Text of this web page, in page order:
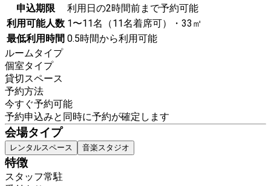
申込期限
利用日の2時間前まで予約可能
利用可能人数 1〜11名（11名着席可）・33㎡
最低利用時間 0.5時間から利用可能
ルームタイプ
個室タイプ
貸切スペース
予約方法
今すぐ予約可能
予約申込みと同時に予約が確定します
会場タイプ
レンタルスペース 音楽スタジオ
特徴
スタッフ常駐